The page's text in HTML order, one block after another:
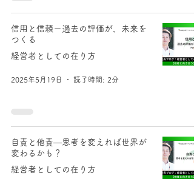
信用と信頼ー過去の評価が、未来を
つくる
経営者としての在り方
2025年5月19日 読了時間: 2分
自責と他責―思考を変えれば世界が
変わるかも？
経営者としての在り方